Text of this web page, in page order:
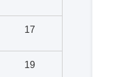
17
19